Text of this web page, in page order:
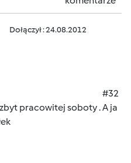
Dołączył : 24.08.2012
#32
pracowitej soboty . A ja